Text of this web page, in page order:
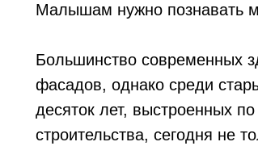
Малышам нужно познавать
Большинство современных
фасадов, однако среди
десяток лет, выстроенных
строительства, сегодня не